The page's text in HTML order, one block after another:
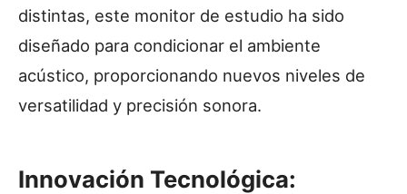
distintas, este monitor de estudio ha sido
diseñado para condicionar el ambiente
acústico, proporcionando nuevos niveles de
versatilidad y precisión sonora.
Innovación Tecnológica: